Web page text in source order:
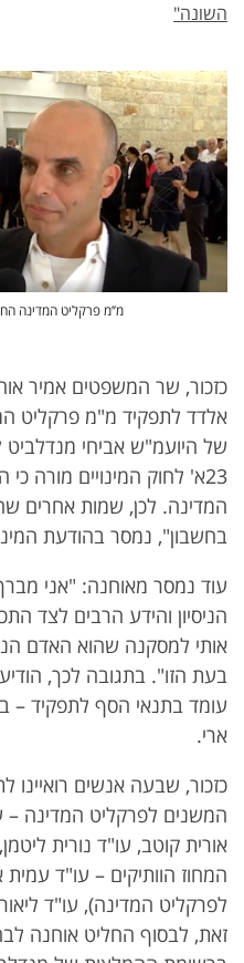
השונה"
מ’’מ פרקליט המדינה
כזכור, שר המשפטים אמיר
אלדד לתפקיד מ"מ פרקליט
של היועמ"ש אביחי מנדלביט
23א' לחוק המינויים מורה
המדינה. לכן, שמות אחרים
בחשבון", נמסר בהודעת
עוד נמסר מאוחנה: "אני
הניסיון והידע הרבים לצד
אותי למסקנה שהוא האדם
בעת הזו". בתגובה לכך,
עומד בתנאי הסף לתפקיד –
ארי.
כזכור, שבעה אנשים רואיינו
המשנים לפרקליט המדינה
אורית קוטב, עו"ד נורית
המחוז הוותיקים – עו"ד
לפרקליט המדינה), עו"ד
זאת, לבסוף החליט אוחנה